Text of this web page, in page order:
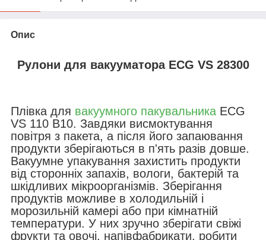
Опис
Рулони для вакууматора ECG VS 28300
Плівка для вакуумного пакувальника ECG
VS 110 B10. Завдяки висмоктування
повітря з пакета, а після його запаювання
продукти зберігаються в п'ять разів довше.
Вакуумне упакування захистить продукти
від сторонніх запахів, вологи, бактерій та
шкідливих мікроорганізмів. Зберігання
продуктів можливе в холодильній і
морозильній камері або при кімнатній
температури. У них зручно зберігати свіжі
фрукти та овочі, напівфабрикати, робити